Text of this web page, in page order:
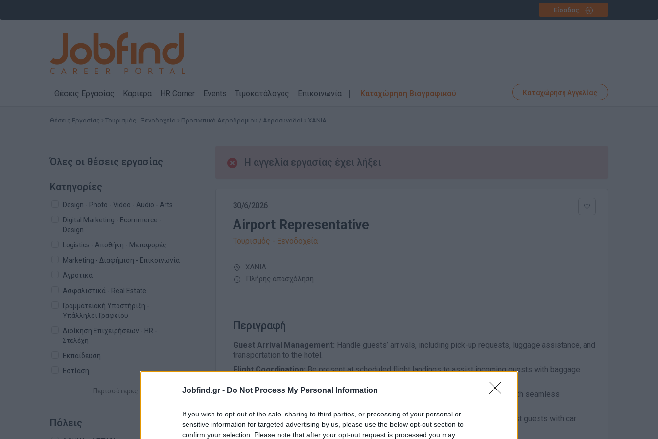
Jobfind.gr - Do Not Process My Personal Information
If you wish to opt-out of the sale, sharing to third parties, or processing of your personal or
sensitive information for targeted advertising by us, please use the below opt-out section to
confirm your selection. Please note that after your opt-out request is processed you may
Είσοδος
Θέσεις Εργασίας Καριέρα HR Corner Events Τιμοκατάλογος Επικοινωνία Καταχώρηση Βιογραφικού Καταχώρηση Αγγελίας
Θέσεις Εργασίας Τουρισμός - Ξενοδοχεία Προσωπικό Αεροδρομίου / Αεροσυνοδοί ΧΑΝΙΑ
Όλες οι θέσεις εργασίας
Κατηγορίες
Design - Photo - Video - Audio - Arts
Digital Marketing - Ecommerce -
Design
Logistics - Αποθήκη - Μεταφορές
Marketing - Διαφήμιση - Επικοινωνία
Αγροτικά
Ασφαλιστικά - Real Estate
Γραμματειακή Υποστήριξη -
Υπάλληλοι Γραφείου
Διοίκηση Επιχειρήσεων - HR -
Στελέχη
Εκπαίδευση
Εστίαση
Περισσότερες κατηγορίες +
Πόλεις
Η αγγελία εργασίας έχει λήξει
30/6/2026
Airport Representative
Τουρισμός - Ξενοδοχεία
ΧΑΝΙΑ
Πλήρης απασχόληση
Περιγραφή
Guest Arrival Management: Handle guests’ arrivals, including pick-up requests, luggage assistance, and
transportation to the hotel.
Flight Coordination:Be present at scheduled flight landings to assist incoming guests with baggage
VIP & VVIP Service:Ensure VIP and VVIP guests are welcomed professionally, with seamless
Guest Assistance & Information:Provide information on hotel facilities and assist guests with car
transfers or official car rentals when needed.